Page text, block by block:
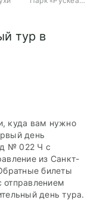
тур в
куда вам нужно
день
№ 022 Ч с
из Санкт-
билеты
день тура.